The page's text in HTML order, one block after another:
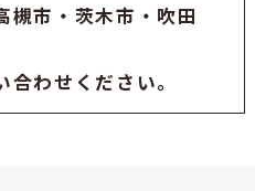
槻市・茨木市・吹田
わせください。